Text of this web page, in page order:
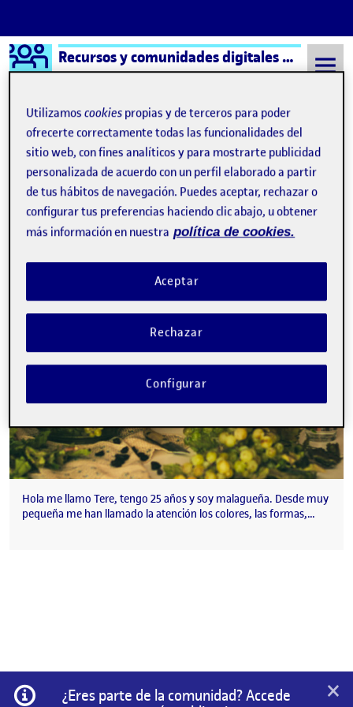
Saltar al contenido
Logo Ágora Recursos y comunidades digitales aula 3
Semestre 20221 - Aula 3 22 Noviembre, 2022
22 Noviembre, 2022
Conóceme
Publicado por
María Teresa Reyes Cabello
Fecha de publicación23 noviembre, 2022 5:08 pm
-comentario
Hola me llamo Tere, tengo 25 años y soy malagueña. Desde muy
pequeña me han llamado la atención los colores, las formas,…
Información
¿Eres parte de la comunidad? Accede
×
Utilizamoscookies propias y de terceros para poder
ofrecerte correctamente todas las funcionalidades del
sitio web, con fines analíticos y para mostrarte publicidad
personalizada de acuerdo con un perfil elaborado a partir
de tus hábitos de navegación. Puedes aceptar, rechazar o
configurar tus preferencias haciendo clic abajo, u obtener
más información en nuestra política de cookies.
Rechazar
Aceptar
Configurar